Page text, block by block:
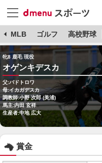
MLB ゴルフ 高校野球
牝8 鹿毛 現役
オゲンキデスカ
父:パドトロワ
母:イカガデスカ
調教師:小野 次郎 (美浦)
馬主:内田 玄祥
生産者:中地 広大
賞金